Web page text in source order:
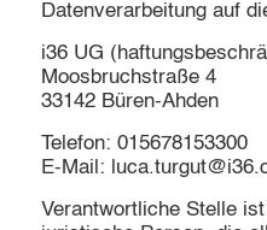
Datenverarbeitung auf
i36 UG
Moosbruchstraße 4
33142 Büren-Ahden
Telefon: 015678153300
E-Mail:
Verantwortliche Stelle